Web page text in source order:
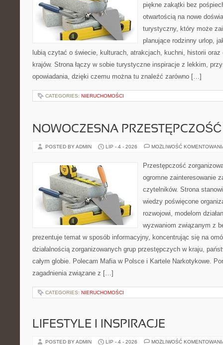
piękne zakątki bez
otwartością na nowe
turystyczny, który może
planujące rodzinny urlop,
lubią czytać o świecie, kulturach, atrakcjach, kuchni, historii
krajów. Strona łączy w sobie turystyczne inspiracje z lekkim,
opowiadania, dzięki czemu można tu znaleźć zarówno […]
CATEGORIES: NIERUCHOMOŚCI
NOWOCZESNA PRZESTĘPCZOŚĆ
POSTED BY ADMIN LIP - 4 - 2026 MOŻLIWOŚĆ
Przestępczość
ogromne zainteresowanie
czytelników. Strona
wiedzy poświęcone
rozwojowi, modelom
wyzwaniom związanym z
prezentuje temat w sposób informacyjny, koncentrując się na
działalnością zorganizowanych grup przestępczych w kraju,
całym globie. Polecam Mafia w Polsce i Kartele Narkotykowe.
zagadnienia związane z […]
CATEGORIES: NIERUCHOMOŚCI
LIFESTYLE I INSPIRACJE
POSTED BY ADMIN LIP - 4 - 2026 MOŻLIWOŚĆ